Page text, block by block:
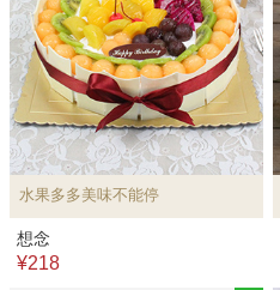
水果多多美味不能停
想念
¥218